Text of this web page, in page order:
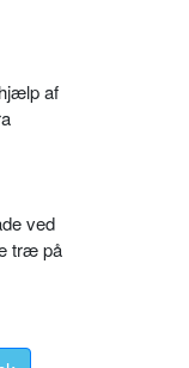
af
ved
træ på